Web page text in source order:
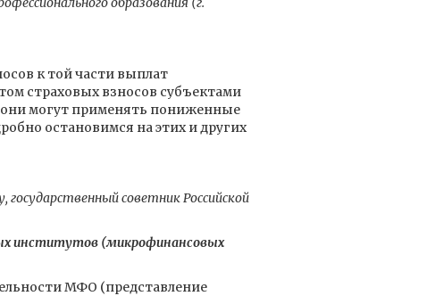
к той части выплат
страховых взносов субъектами
могут применять пониженные
остановимся на этих и других
советник Российской
институтов (микрофинансовых
МФО (представление